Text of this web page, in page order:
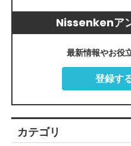
Nissenkenア
最新情報やお役
登録す
カテゴリ